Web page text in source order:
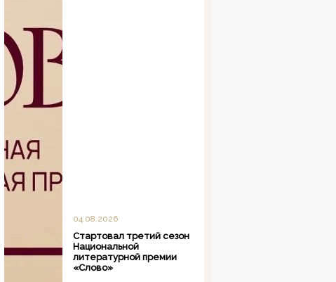
04.08.2026
Стартовал третий сезон
Национальной
литературной премии
«Слово»